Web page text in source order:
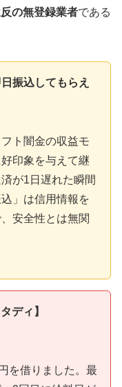
の無登録業者である
振込してもらえ
ト闇金の収益モ
印象を与えて継
が1日遅れた瞬間
」は信用情報を
安全性とは無関
ディ】
を借りました。最